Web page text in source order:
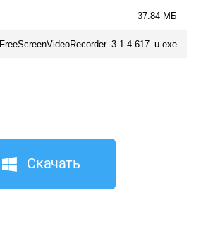
37.84 МБ
FreeScreenVideoRecorder_3.1.4.617_u.exe
Скачать